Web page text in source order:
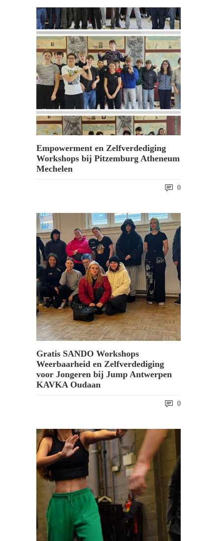
Empowerment en Zelfverdediging
Workshops bij Pitzemburg Atheneum
Mechelen
0
Gratis SANDO Workshops
Weerbaarheid en Zelfverdediging
voor Jongeren bij Jump Antwerpen
KAVKA Oudaan
0